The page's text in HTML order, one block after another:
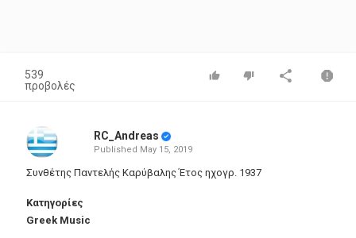
539
προβολές
RC_Andreas
Published May 15, 2019
Συνθέτης Παντελής Καρύβαλης Έτος ηχογρ. 1937
Κατηγορίες
Greek Music